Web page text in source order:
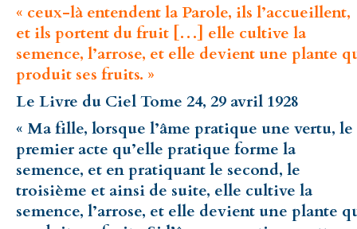
« ceux-là entendent la Parole, ils l’accueillent,
et ils portent du fruit […] elle cultive la
semence, l’arrose, et elle devient une plante
produit ses fruits. »
Le Livre du Ciel Tome 24, 29 avril 1928
« Ma fille, lorsque l’âme pratique une vertu, le
premier acte qu’elle pratique forme la
semence, et en pratiquant le second, le
troisième et ainsi de suite, elle cultive la
semence, l’arrose, et elle devient une plante